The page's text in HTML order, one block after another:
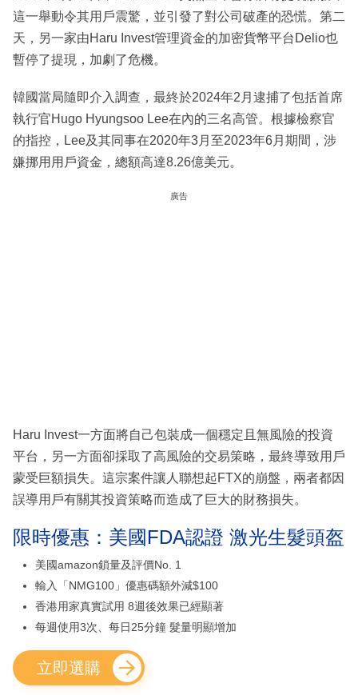
這一舉動令其用戶震驚，並引發了對公司破產的恐慌。第二
天，另一家由Haru Invest管理資金的加密貨幣平台Delio也
暫停了提現，加劇了危機。
韓國當局隨即介入調查，最終於2024年2月逮捕了包括首席
執行官Hugo Hyungsoo Lee在內的三名高管。根據檢察官
的指控，Lee及其同事在2020年3月至2023年6月期間，涉
嫌挪用用戶資金，總額高達8.26億美元。
廣告
Haru Invest一方面將自己包裝成一個穩定且無風險的投資
平台，另一方面卻採取了高風險的交易策略，最終導致用戶
蒙受巨額損失。這宗案件讓人聯想起FTX的崩盤，兩者都因
誤導用戶有關其投資策略而造成了巨大的財務損失。
限時優惠：美國FDA認證 激光生髮頭盔
美國amazon鎖量及評價No. 1
輸入「NMG100」優惠碼額外減$100
香港用家真實試用 8週後效果已經顯著
每週使用3次、每日25分鐘 髮量明顯增加
立即選購